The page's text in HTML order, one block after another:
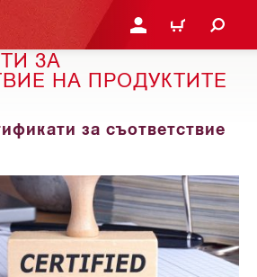
ВЛЕЗ ИЛИ СЕ
КОЛИЧКА
ЗА
НА ПРОДУКТИТЕ
за съответствие